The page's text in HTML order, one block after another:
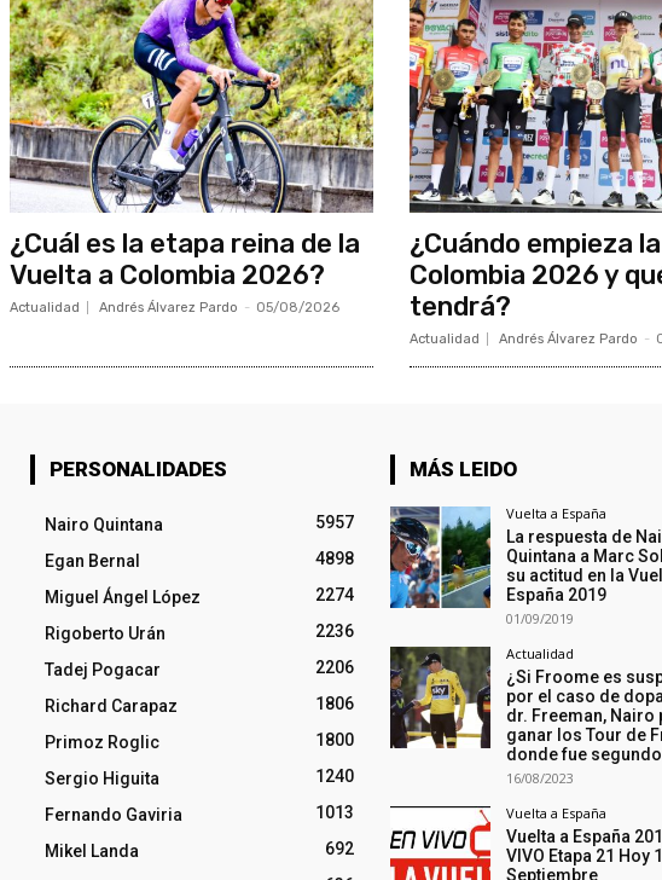
¿Cuál es la etapa reina de la
Vuelta a Colombia 2026?
Actualidad Andrés Álvarez Pardo - 05/08/2026
¿Cuándo empieza
Colombia 2026 y
tendrá?
Actualidad Andrés Álvarez Pardo -
PERSONALIDADES
Nairo Quintana
5957
Egan Bernal
4898
Miguel Ángel López
2274
Rigoberto Urán
2236
Tadej Pogacar
2206
Richard Carapaz
1806
Primoz Roglic
1800
Sergio Higuita
1240
Fernando Gaviria
1013
Mikel Landa
692
MÁS LEIDO
Vuelta a España
La respuesta de
Quintana a Marc
su actitud en la
España 2019
01/09/2019
Actualidad
¿Si Froome es
por el caso de
dr. Freeman, Nairo
ganar los Tour de
donde fue
16/08/2023
Vuelta a España
Vuelta a España
VIVO Etapa 21 Hoy
Septiembre